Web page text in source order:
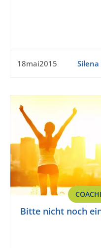
18mai2015 Silena
Bitte nicht noch